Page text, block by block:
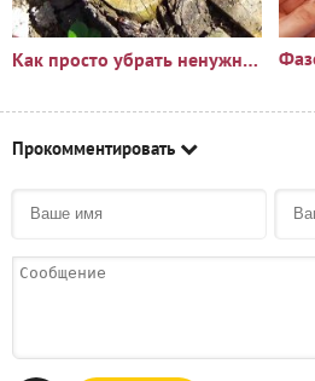
Как просто убрать ненужный пень?🪵
Прокомментировать